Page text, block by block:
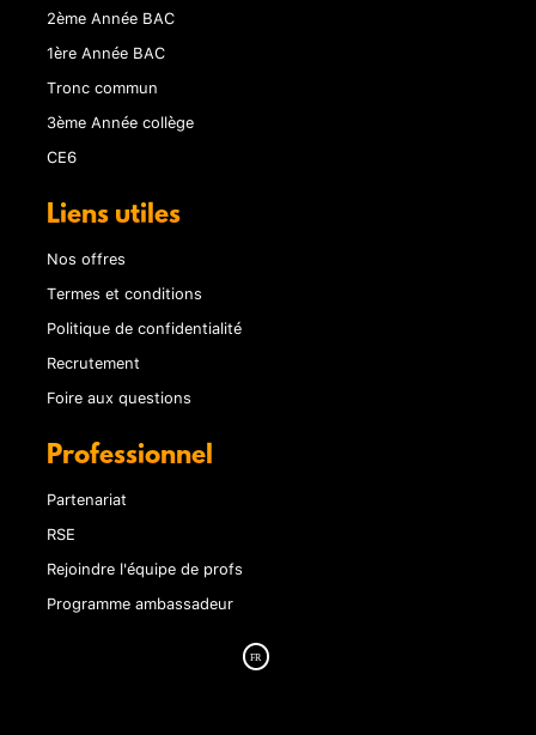
2ème Année BAC
1ère Année BAC
Tronc commun
3ème Année collège
CE6
Liens utiles
Nos offres
Termes et conditions
Politique de confidentialité
Recrutement
Foire aux questions
Professionnel
Partenariat
RSE
Rejoindre l'équipe de profs
Programme ambassadeur